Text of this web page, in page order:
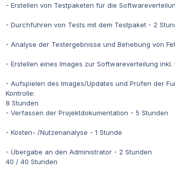
- Erstellen von Testpaketen für die
- Durchführen von Tests mit dem Testpaket - 2
- Analyse der Testergebnisse und Behebung von
- Erstellen eines Images zur Softwareverteilung
- Aufspielen des Images/Updates und Prüfen der
Kontrolle:
8 Stunden
- Verfassen der Projektdokumentation - 5 Stunden
- Kosten- /Nutzenanalyse - 1 Stunde
- Übergabe an den Administrator - 2 Stunden
40 / 40 Stunden